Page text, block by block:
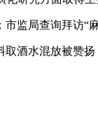
局查询拜访“麻
水混放被赞扬